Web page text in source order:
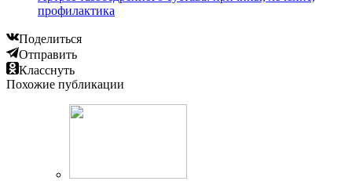
профилактика
Поделиться
Отправить
Класснуть
Похожие публикации